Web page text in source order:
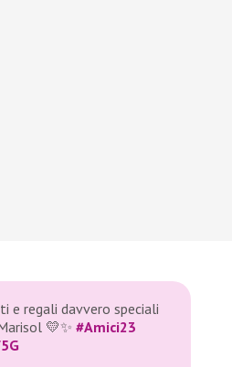
e regali davvero speciali
💛✨ #Amici23